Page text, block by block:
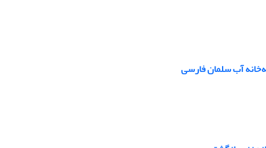
آب سلمان فارسی